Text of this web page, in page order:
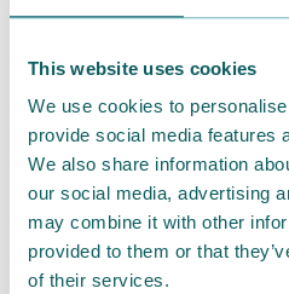
This website uses cookies
We use cookies to
provide social media features
We also share information
our social media, advertising
may combine it with other
provided to them or that
of their services.
全面にデザインされたム
んわりタオルが販売中【